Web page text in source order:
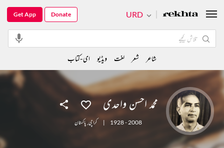
محمد احسن واحدی
1928 - 2008
| کراچی, پاکستان
URD
Get App Donate
شاعر شعر لغت ویڈیو ای-کتاب